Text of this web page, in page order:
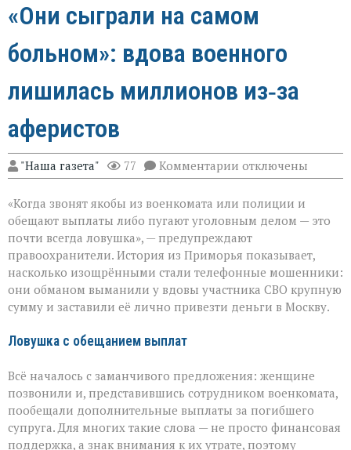
«Они сыграли на самом
больном»: вдова военного
лишилась миллионов из‑за
аферистов
"Наша газета" 77 Комментарии к
записи
сыграли
на
самом
больном»:
вдова
военного
лишилась
миллионов
из‑за
отключены
«Когда звонят якобы из военкомата или полиции и
обещают выплаты либо пугают уголовным делом — это
почти всегда ловушка», — предупреждают
правоохранители. История из Приморья показывает,
насколько изощрёнными стали телефонные мошенники:
они обманом выманили у вдовы участника СВО крупную
сумму и заставили её лично привезти деньги в Москву.
Ловушка с обещанием выплат
Всё началось с заманчивого предложения: женщине
позвонили и, представившись сотрудником военкомата,
пообещали дополнительные выплаты за погибшего
супруга. Для многих такие слова — не просто финансовая
поддержка, а знак внимания к их утрате, поэтому